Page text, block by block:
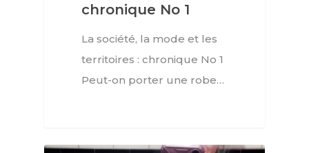
chronique No 1
La société, la mode et les
territoires : chronique No 1
Peut-on porter une robe…